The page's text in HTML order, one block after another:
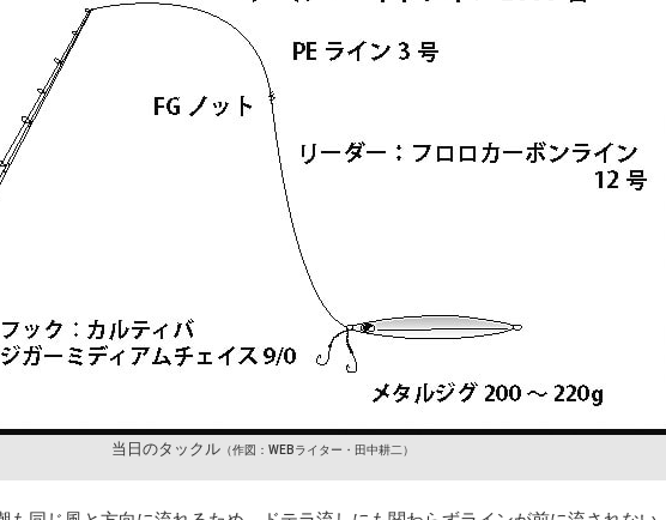
当日のタックル（作図：WEBライター・田中耕二）